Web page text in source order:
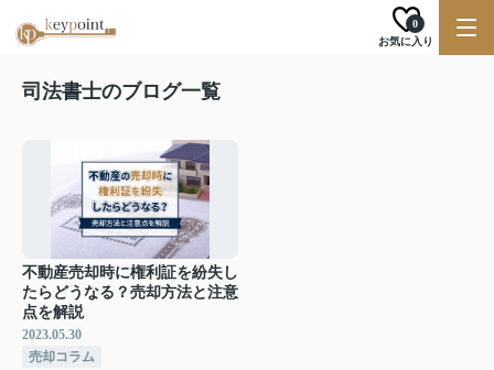
お気に入り
0
司法書士のブログ一覧
不動産売却時に権利証を紛失し
たらどうなる？売却方法と注意
点を解説
2023.05.30
売却コラム